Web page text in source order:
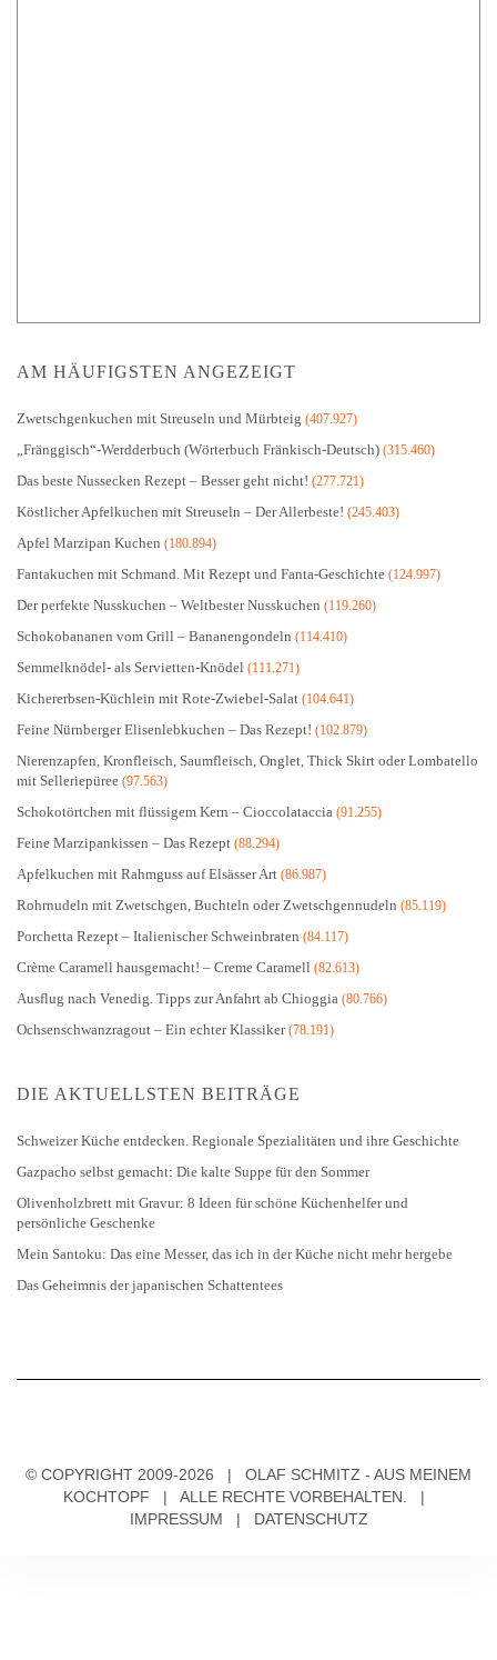
AM HÄUFIGSTEN ANGEZEIGT
Zwetschgenkuchen mit Streuseln und Mürbteig (407.927)
„Fränggisch“-Werdderbuch (Wörterbuch Fränkisch-Deutsch) (315.460)
Das beste Nussecken Rezept – Besser geht nicht! (277.721)
Köstlicher Apfelkuchen mit Streuseln – Der Allerbeste! (245.403)
Apfel Marzipan Kuchen (180.894)
Fantakuchen mit Schmand. Mit Rezept und Fanta-Geschichte (124.997)
Der perfekte Nusskuchen – Weltbester Nusskuchen (119.260)
Schokobananen vom Grill – Bananengondeln (114.410)
Semmelknödel- als Servietten-Knödel (111.271)
Kichererbsen-Küchlein mit Rote-Zwiebel-Salat (104.641)
Feine Nürnberger Elisenlebkuchen – Das Rezept! (102.879)
Nierenzapfen, Kronfleisch, Saumfleisch, Onglet, Thick Skirt oder Lombatello
mit Selleriepüree (97.563)
Schokotörtchen mit flüssigem Kern – Cioccolataccia (91.255)
Feine Marzipankissen – Das Rezept (88.294)
Apfelkuchen mit Rahmguss auf Elsässer Art (86.987)
Rohrnudeln mit Zwetschgen, Buchteln oder Zwetschgennudeln (85.119)
Porchetta Rezept – Italienischer Schweinbraten (84.117)
Crème Caramell hausgemacht! – Creme Caramell (82.613)
Ausflug nach Venedig. Tipps zur Anfahrt ab Chioggia (80.766)
Ochsenschwanzragout – Ein echter Klassiker(78.191)
DIE AKTUELLSTEN BEITRÄGE
Schweizer Küche entdecken. Regionale Spezialitäten und ihre Geschichte
Gazpacho selbst gemacht: Die kalte Suppe für den Sommer
Olivenholzbrett mit Gravur: 8 Ideen für schöne Küchenhelfer und
persönliche Geschenke
Mein Santoku: Das eine Messer, das ich in der Küche nicht mehr hergebe
Das Geheimnis der japanischen Schattentees
© COPYRIGHT 2009-2026 | OLAF SCHMITZ - AUS MEINEM
KOCHTOPF | ALLE RECHTE VORBEHALTEN. |
IMPRESSUM | DATENSCHUTZ